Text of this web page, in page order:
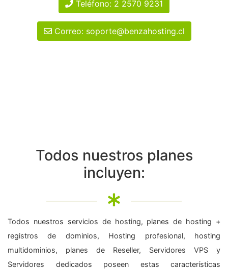
Teléfono: 2 2570 9231
Correo: soporte@benzahosting.cl
Todos nuestros planes
incluyen:
Todos nuestros servicios de hosting, planes de hosting +
registros de dominios, Hosting profesional, hosting
multidominios, planes de Reseller, Servidores VPS y
Servidores dedicados poseen estas características